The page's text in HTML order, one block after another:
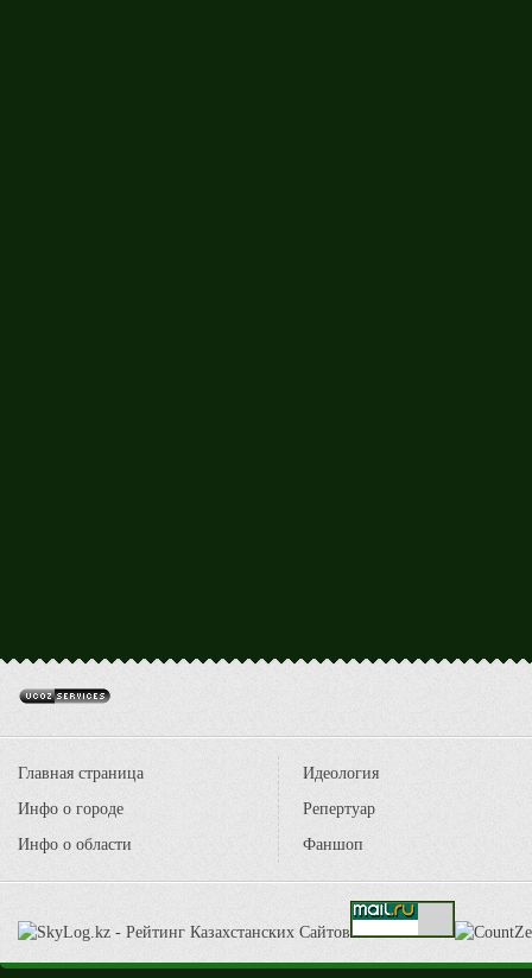
Главная страница
Инфо о городе
Инфо о области
Идеология
Репертуар
Фаншоп